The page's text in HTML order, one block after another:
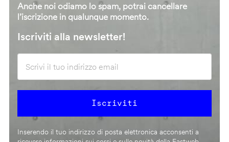
Anche noi odiamo lo spam, potrai cancellare
l’iscrizione in qualunque momento.
Iscriviti alla newsletter!
Inserendo il tuo indirizzo di posta elettronica acconsenti a